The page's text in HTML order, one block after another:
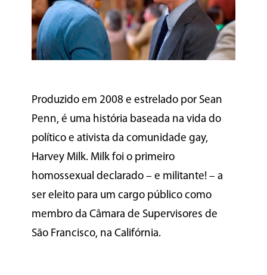
Produzido em 2008 e estrelado por Sean
Penn, é uma história baseada na vida do
político e ativista da comunidade gay,
Harvey Milk. Milk foi o primeiro
homossexual declarado – e militante! – a
ser eleito para um cargo público como
membro da Câmara de Supervisores de
São Francisco, na Califórnia.